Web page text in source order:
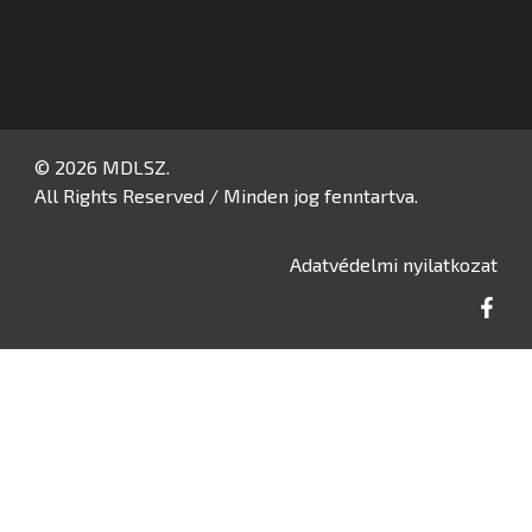
© 2026 MDLSZ.
All Rights Reserved / Minden jog fenntartva.
Adatvédelmi nyilatkozat